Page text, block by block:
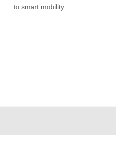
to smart mobility.